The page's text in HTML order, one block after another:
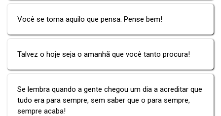
Você se torna aquilo que pensa. Pense bem!
Talvez o hoje seja o amanhã que você tanto procura!
Se lembra quando a gente chegou um dia a acreditar que
tudo era para sempre, sem saber que o para sempre,
sempre acaba!